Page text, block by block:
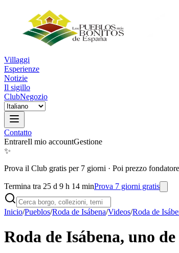
Villaggi
Esperienze
Notizie
Il sigillo
ClubNegozio
Contatto
EntrareIl mio accountGestione
✨
Prova il Club gratis per 7 giorni · Poi prezzo
Termina tra 25 d 9 h 14 minProva 7 giorni gratis
Inicio/Pueblos/Roda de Isábena/Videos/Roda de
Roda de Isábena, uno